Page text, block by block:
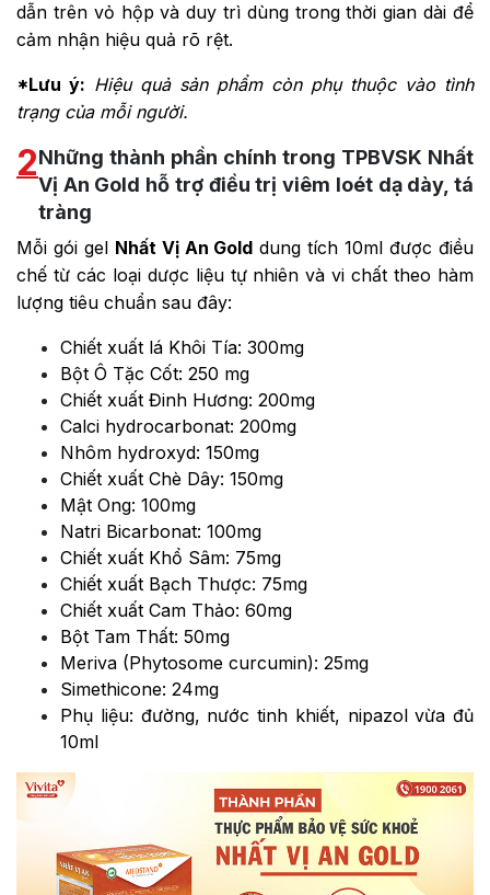
dẫn trên vỏ hộp và duy trì dùng trong thời gian dài để
cảm nhận hiệu quả rõ rệt.
*Lưu ý: Hiệu quả sản phẩm còn phụ thuộc vào tình
trạng của mỗi người.
2Những thành phần chính trong TPBVSK Nhất
Vị An Gold hỗ trợ điều trị viêm loét dạ dày, tá
tràng
Mỗi gói gel Nhất Vị An Gold dung tích 10ml được điều
chế từ các loại dược liệu tự nhiên và vi chất theo hàm
lượng tiêu chuẩn sau đây:
Chiết xuất lá Khôi Tía: 300mg
Bột Ô Tặc Cốt: 250 mg
Chiết xuất Đinh Hương: 200mg
Calci hydrocarbonat: 200mg
Nhôm hydroxyd: 150mg
Chiết xuất Chè Dây: 150mg
Mật Ong: 100mg
Natri Bicarbonat: 100mg
Chiết xuất Khổ Sâm: 75mg
Chiết xuất Bạch Thược: 75mg
Chiết xuất Cam Thảo: 60mg
Bột Tam Thất: 50mg
Meriva (Phytosome curcumin): 25mg
Simethicone: 24mg
Phụ liệu: đường, nước tinh khiết, nipazol vừa đủ
10ml